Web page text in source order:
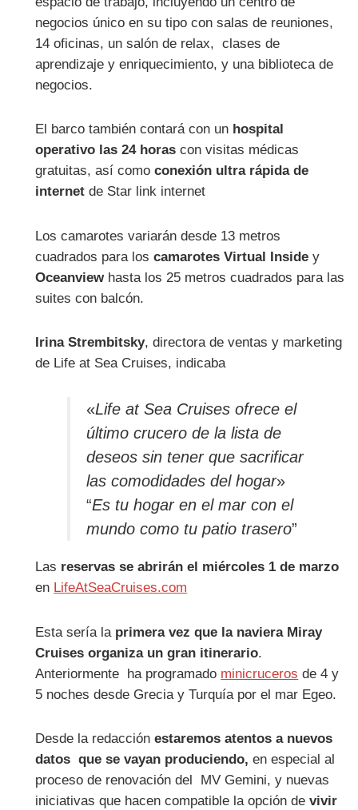
negocios único en su tipo con salas de reuniones,
14 oficinas, un salón de relax, clases de
aprendizaje y enriquecimiento, y una biblioteca de
negocios.
El barco también contará con un hospital
operativo las 24 horas con visitas médicas
gratuitas, así comoconexión ultra rápida de
internet de Star link internet
Los camarotes variarán desde 13 metros
cuadrados para loscamarotes Virtual Inside y
Oceanviewhasta los 25 metros cuadrados para las
suites con balcón.
Irina Strembitsky, directora de ventas y marketing
de Life at Sea Cruises, indicaba
«Life at Sea Cruises ofrece el
último crucero de la lista de
deseos sin tener que sacrificar
las comodidades del hogar»
“Es tu hogar en el mar con el
mundo como tu patio trasero”
Las reservas se abrirán el miércoles 1 de marzo
en LifeAtSeaCruises.com
Esta sería la primera vez que la naviera Miray
Cruises organiza un gran itinerario.
Anteriormente ha programado minicruceros de 4 y
5 noches desde Grecia y Turquía por el mar Egeo.
Desde la redacciónestaremos atentos a nuevos
datos que se vayan produciendo, en especial al
proceso de renovación del MV Gemini, y nuevas
iniciativas que hacen compatible la opción de vivir